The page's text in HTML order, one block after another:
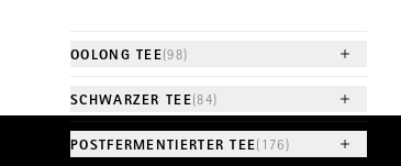
OOLONG TEE(98)
SCHWARZER TEE(84)
POSTFERMENTIERTER TEE(176)